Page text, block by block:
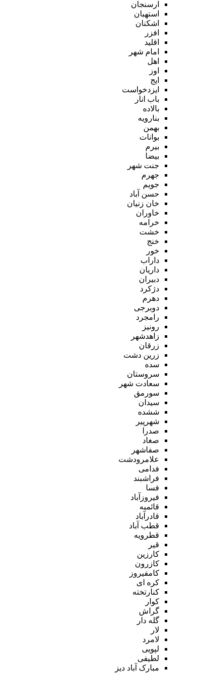
ارسنجان
استهبان
اشکنان
افزر
اقلید
امام شهر
اهل
اوز
ایج
ایزدخواست
باب انار
بالاده
بنارویه
بهمن
بوانات
بیرم
بیضا
جنت شهر
جهرم
جویم
حسن آباد
خان زنیان
خاوران
خرامه
خشت
خنج
خور
داراب
داریان
دبیران
دژکرد
دهرم
دوبرجی
رامجرد
رونیز
زاهدشهر
زرقان
زرین دشت
سده
سروستان
سعادت شهر
سورمق
سیدان
ششده
شهرپیر
صدرا
صغاد
صفاشهر
علامرودشت
فدامی
فراشبند
فسا
فیروزآباد
قائمیه
قادرآباد
قطب آباد
قطرویه
قیر
کارزین
کازرون
کامفیروز
کره ای
کنارتخته
کوار
گراش
گله دار
لار
لامرد
لپویی
لطیفی
مبارک آباد دیز